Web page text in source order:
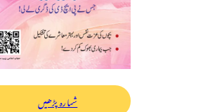
شمارہ پڑھیں